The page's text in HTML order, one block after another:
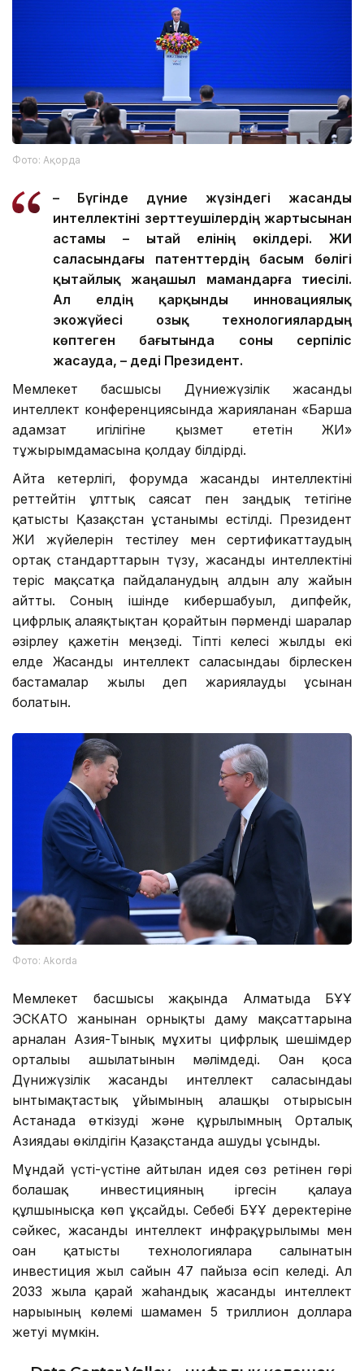
Фото: Ақорда
– Бүгінде дүние жүзіндегі жасанды
интеллектіні зерттеушілердің жартысынан
астамы – Қытай елінің өкілдері. ЖИ
саласындағы патенттердің басым бөлігі
қытайлық жаңашыл мамандарға тиесілі.
Ал елдің қарқынды инновациялық
экожүйесі озық технологиялардың
көптеген бағытында соны серпіліс
жасауда, – деді Президент.
Мемлекет басшысы Дүниежүзілік жасанды
интеллект конференциясында жарияланған «Барша
адамзат игілігіне қызмет ететін ЖИ»
тұжырымдамасына қолдау білдірді.
Айта кетерлігі, форумда жасанды интеллектіні
реттейтін ұлттық саясат пен заңдық тетігіне
қатысты Қазақстан ұстанымы естілді. Президент
ЖИ жүйелерін тестілеу мен сертификаттаудың
ортақ стандарттарын түзу, жасанды интеллектіні
теріс мақсатқа пайдаланудың алдын алу жайын
айтты. Соның ішінде кибершабуыл, дипфейк,
цифрлық алаяқтықтан қорғайтын пәрменді шаралар
әзірлеу қажетін меңзеді. Тіпті келесі жылды екі
елде Жасанды интеллект саласындағы бірлескен
бастамалар жылы деп жариялауды ұсынған
болатын.
Фото: Аkorda
Мемлекет басшысы жақында Алматыда БҰҰ
ЭСКАТО жанынан орнықты даму мақсаттарына
арналған Азия-Тынық мұхиты цифрлық шешімдер
орталығы ашылатынын мәлімдеді. Оған қоса
Дүнижүзілік жасанды интеллект саласындағы
ынтымақтастық ұйымының алғашқы отырысын
Астанада өткізуді және құрылымның Орталық
Азиядағы өкілдігін Қазақстанда ашуды ұсынды.
Мұндай үсті-үстіне айтылған идея сөз ретінен гөрі
болашақ инвестицияның іргесін қалауға
құлшынысқа көп ұқсайды. Себебі БҰҰ деректеріне
сәйкес, жасанды интеллект инфрақұрылымы мен
оған қатысты технологияларға салынатын
инвестиция жыл сайын 47 пайызға өсіп келеді. Ал
2033 жылға қарай жаһандық жасанды интеллект
нарығының көлемі шамамен 5 триллион долларға
жетуі мүмкін.